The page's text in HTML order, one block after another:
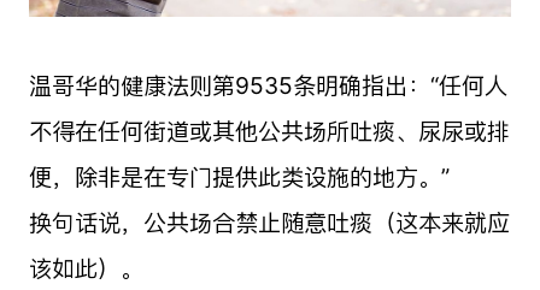
温哥华的健康法则第9535条明确指出：“任何人
不得在任何街道或其他公共场所吐痰、尿尿或排
便，除非是在专门提供此类设施的地方。”
换句话说，公共场合禁止随意吐痰（这本来就应
该如此）。